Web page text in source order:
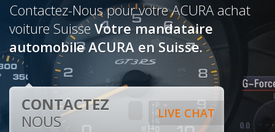
Contactez-Nous pour votre ACURA achat
voiture Suisse Votre mandataire
automobile ACURA en Suisse.
LIVE CHAT
CONTACTEZ
NOUS